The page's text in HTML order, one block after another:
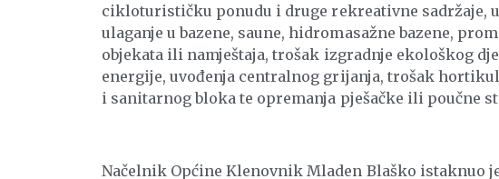
cikloturističku ponudu i druge rekreativne sadržaje,
ulaganje u bazene, saune, hidromasažne bazene,
objekata ili namještaja, trošak izgradnje ekološkog
energije, uvođenja centralnog grijanja, trošak
i sanitarnog bloka te opremanja pješačke ili poučne
Načelnik Općine Klenovnik Mladen Blaško istaknuo